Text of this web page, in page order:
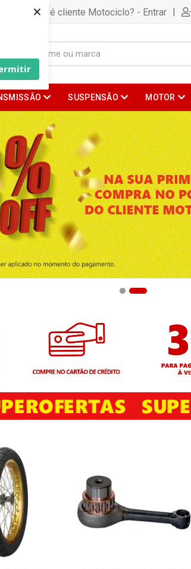
×Já é cliente Motociclo? - Entrar |
SUSPENSÃO MOTOR